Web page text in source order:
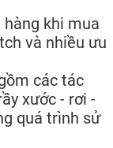
hàng khi mua
và nhiều ưu
các tác
xước - rơi -
quá trình sử